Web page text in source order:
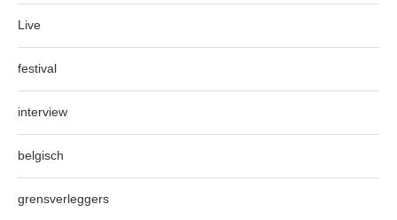
Live
festival
interview
belgisch
grensverleggers